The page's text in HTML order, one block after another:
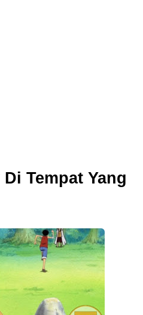
Muda
Thursday, 6 August
Tempat Yang